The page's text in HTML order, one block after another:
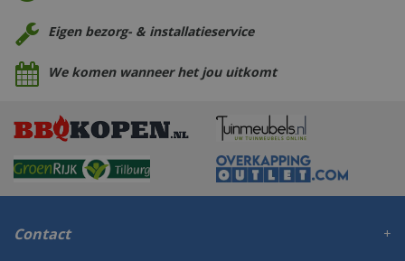
Eigen bezorg- & installatieservice
We komen wanneer het jou uitkomt
Contact